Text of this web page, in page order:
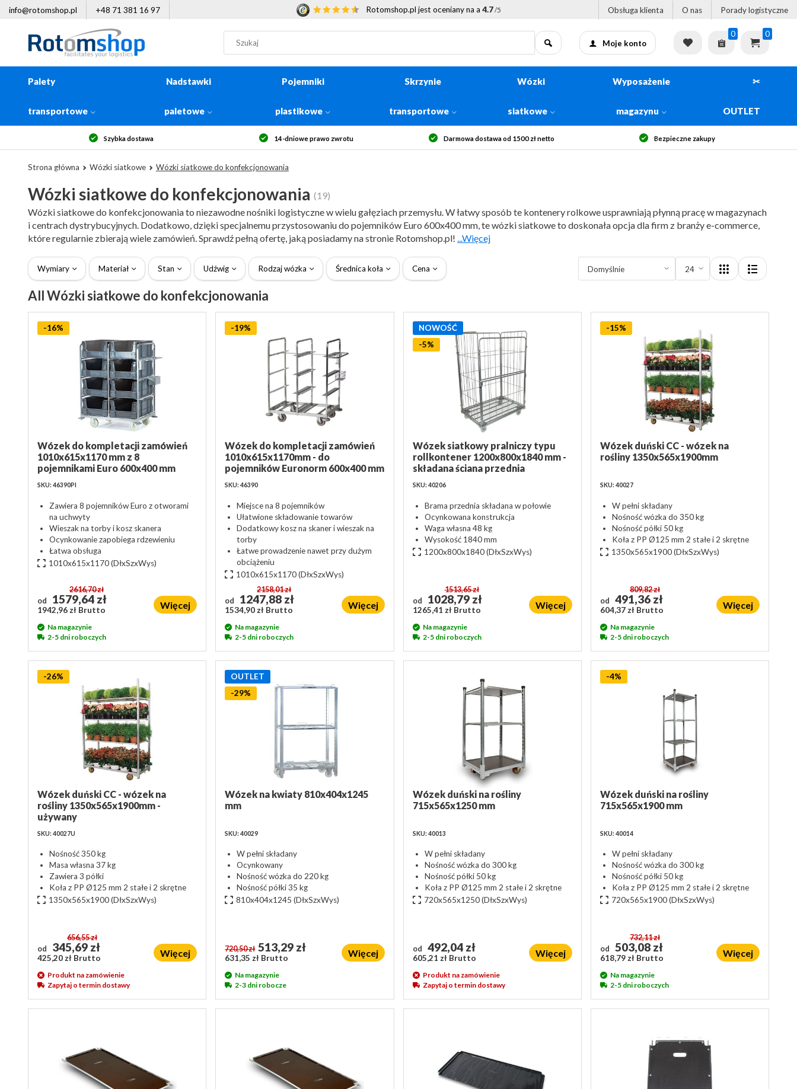
info@rotomshop.pl +48 71 381 16 97 Rotomshop.pl jest oceniany na a 4.7/5 Obsługa klienta O nas Porady logistyczne
Moje konto
0 0
Palety
transportowe
Nadstawki
paletowe
Pojemniki
plastikowe
Skrzynie
transportowe
Wózki
siatkowe
Wyposażenie
magazynu
✂
OUTLET
14-dniowe prawo zwrotu Darmowa dostawa od 1500 zł netto Bezpieczne zakupy Szybka dostawa
Strona główna Wózki siatkowe Wózki siatkowe do konfekcjonowania
Wózki siatkowe do konfekcjonowania (19)
Wózki siatkowe do konfekcjonowania to niezawodne nośniki logistyczne w wielu gałęziach przemysłu. W łatwy sposób te kontenery rolkowe usprawniają płynną pracę w magazynach
i centrach dystrybucyjnych. Dodatkowo, dzięki specjalnemu przystosowaniu do pojemników Euro 600x400 mm, te wózki siatkowe to doskonała opcja dla firm z branży e-commerce,
które regularnie zbierają wiele zamówień. Sprawdź pełną ofertę, jaką posiadamy na stronie Rotomshop.pl! ...Więcej
Wymiary Materiał Stan Udźwig Rodzaj wózka Średnica koła Cena
All Wózki siatkowe do konfekcjonowania
-16%
Wózek do kompletacji zamówień
1010x615x1170 mm z 8
pojemnikami Euro 600x400 mm
SKU: 46390PI
Zawiera 8 pojemników Euro z otworami
na uchwyty
Wieszak na torby i kosz skanera
Ocynkowanie zapobiega rdzewieniu
Łatwa obsługa
1010x615x1170(DłxSzxWys)
od
2616,70 zł
1579,64 zł
1942,96 zł Brutto Więcej
Na magazynie
2-5 dni roboczych
-19%
Wózek do kompletacji zamówień
1010x615x1170mm - do
pojemników Euronorm 600x400 mm
SKU: 46390
Miejsce na 8 pojemników
Ułatwione składowanie towarów
Dodatkowy kosz na skaner i wieszak na
torby
Łatwe prowadzenie nawet przy dużym
obciążeniu
1010x615x1170(DłxSzxWys)
od
2158,01 zł
1247,88 zł
1534,90 zł Brutto Więcej
Na magazynie
2-5 dni roboczych
NOWOŚĆ
-5%
Wózek siatkowy pralniczy typu
rollkontener 1200x800x1840 mm -
składana ściana przednia
SKU: 40206
Brama przednia składana w połowie
Ocynkowana konstrukcja
Waga własna 48 kg
Wysokość 1840 mm
1200x800x1840(DłxSzxWys)
od
1513,65 zł
1028,79 zł
1265,41 zł Brutto Więcej
Na magazynie
2-5 dni roboczych
-15%
Wózek duński CC - wózek na
rośliny 1350x565x1900mm
SKU: 40027
W pełni składany
Nośność wózka do 350 kg
Nośność półki 50 kg
Koła z PP Ø125 mm 2 stałe i 2 skrętne
1350x565x1900(DłxSzxWys)
od
809,82 zł
491,36 zł
604,37 zł Brutto Więcej
Na magazynie
2-5 dni roboczych
-26%
Wózek duński CC - wózek na
rośliny 1350x565x1900mm -
używany
SKU: 40027U
Nośność 350 kg
Masa własna 37 kg
Zawiera 3 półki
Koła z PP Ø125 mm 2 stałe i 2 skrętne
1350x565x1900(DłxSzxWys)
od
656,55 zł
345,69 zł
425,20 zł Brutto Więcej
Produkt na zamówienie
Zapytaj o termin dostawy
OUTLET
-29%
Wózek na kwiaty 810x404x1245
mm
SKU: 40029
W pełni składany
Ocynkowany
Nośność wózka do 220 kg
Nośność półki 35 kg
810x404x1245 (DłxSzxWys)
720,50 zł 513,29 zł
631,35 zł Brutto Więcej
Na magazynie
2-3 dni robocze
Wózek duński na rośliny
715x565x1250 mm
SKU: 40013
W pełni składany
Nośność wózka do 300 kg
Nośność półki 50 kg
Koła z PP Ø125 mm 2 stałe i 2 skrętne
720x565x1250(DłxSzxWys)
od 492,04 zł
605,21 zł Brutto Więcej
Produkt na zamówienie
Zapytaj o termin dostawy
-4%
Wózek duński na rośliny
715x565x1900 mm
SKU: 40014
W pełni składany
Nośność wózka do 300 kg
Nośność półki 50 kg
Koła z PP Ø125 mm 2 stałe i 2 skrętne
720x565x1900(DłxSzxWys)
od
732,11 zł
503,08 zł
618,79 zł Brutto Więcej
Na magazynie
2-5 dni roboczych